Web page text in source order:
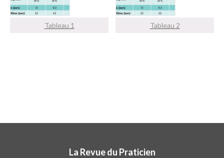
Tableau 1 Tableau 2
La Revue du Praticien